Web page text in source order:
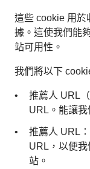
這些 cookie 用於
據。這使我們能
站可用性。
我們將以下
推薦人 URL
URL。能讓我
推薦人 URL
URL，以便我
站。